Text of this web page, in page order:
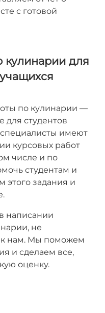
с готовой
кулинарии для
по кулинарии —
для студентов
имеют
курсовых работ
числе и по
студентам и
задания и
написании
не
к нам. Мы поможем
и сделаем все,
оценку.